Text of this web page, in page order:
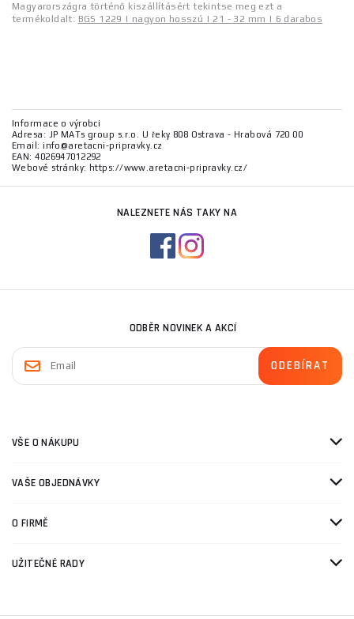
Magyarországra történő kiszállításért tekintse meg ezt a
termékoldalt: BGS 1229 | nagyon hosszú | 21 - 32 mm | 6 darabos
Informace o výrobci
Adresa: JP MATs group s.r.o. U řeky 808 Ostrava - Hrabová 720 00
Email: info@aretacni-pripravky.cz
EAN: 4026947012292
Webové stránky: https://www.aretacni-pripravky.cz/
NALEZNETE NÁS TAKY NA
ODBĚR NOVINEK A AKCÍ
VŠE O NÁKUPU
VAŠE OBJEDNÁVKY
O FIRMĚ
UŽITEČNÉ RADY